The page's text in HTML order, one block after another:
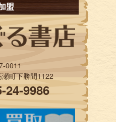
盟
0011
町下勝間1122
24-9986